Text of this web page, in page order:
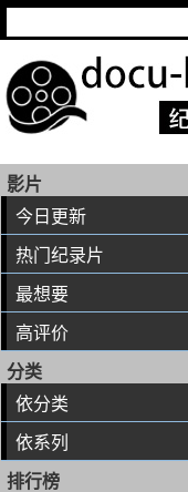
影片
今日更新
热门纪录片
最想要
高评价
分类
依分类
依系列
排行榜